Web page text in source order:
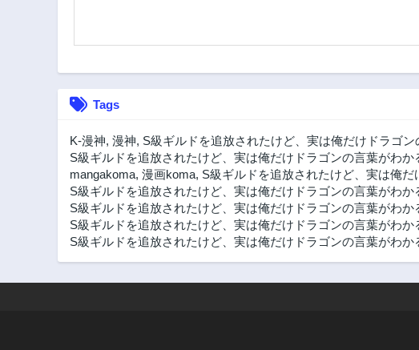
Tags
K-漫神, 漫神, S級ギルドを追放されたけど、実は俺だけドラゴ
S級ギルドを追放されたけど、実は俺だけドラゴンの言葉がわ
mangakoma, 漫画koma, S級ギルドを追放されたけど、実は俺
S級ギルドを追放されたけど、実は俺だけドラゴンの言葉がわ
S級ギルドを追放されたけど、実は俺だけドラゴンの言葉がわ
S級ギルドを追放されたけど、実は俺だけドラゴンの言葉がわ
S級ギルドを追放されたけど、実は俺だけドラゴンの言葉がわ